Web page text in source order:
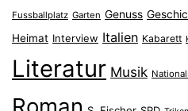
Fussballplatz Garten Genuss
Heimat Interview Italien Kabarett
Literatur Musik